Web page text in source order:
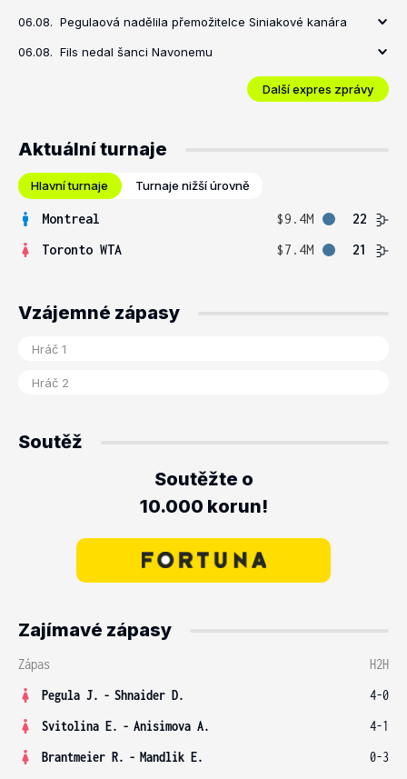
06.08. Pegulaová nadělila přemožitelce Siniakové kanára
06.08. Fils nedal šanci Navonemu
Další expres zprávy
Aktuální turnaje
Hlavní turnaje Turnaje nižší úrovně
Montreal $9.4M
22
Toronto WTA
$7.4M 21
Vzájemné zápasy
Soutěž
Soutěžte o
10.000 korun!
Zajímavé zápasy
Zápas
H2H
Pegula J. - Shnaider D.
4-0
Svitolina E. - Anisimova A.
4-1
Brantmeier R. - Mandlik E.
0-3